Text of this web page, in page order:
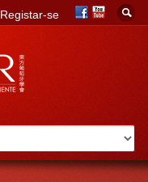
Registar-se